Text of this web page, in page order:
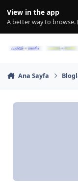
View in the app
A better way to browse.
Ana Sayfa